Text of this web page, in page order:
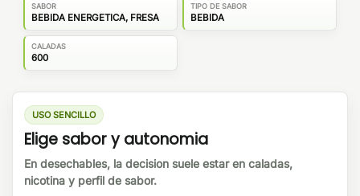
SABOR
BEBIDA ENERGETICA, FRESA
TIPO DE SABOR
BEBIDA
CALADAS
600
USO SENCILLO
Elige sabor y autonomia
En desechables, la decision suele estar en caladas,
nicotina y perfil de sabor.